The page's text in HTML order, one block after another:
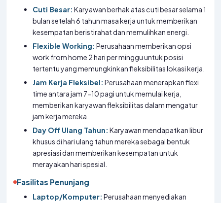
Cuti Besar: Karyawan berhak atas cuti besar selama 1
bulan setelah 6 tahun masa kerja untuk memberikan
kesempatan beristirahat dan memulihkan energi.
Flexible Working: Perusahaan memberikan opsi
work from home 2 hari per minggu untuk posisi
tertentu yang memungkinkan fleksibilitas lokasi kerja.
Jam Kerja Fleksibel: Perusahaan menerapkan flexi
time antara jam 7-10 pagi untuk memulai kerja,
memberikan karyawan fleksibilitas dalam mengatur
jam kerja mereka.
Day Off Ulang Tahun: Karyawan mendapatkan libur
khusus di hari ulang tahun mereka sebagai bentuk
apresiasi dan memberikan kesempatan untuk
merayakan hari spesial.
Fasilitas Penunjang
Laptop/Komputer: Perusahaan menyediakan